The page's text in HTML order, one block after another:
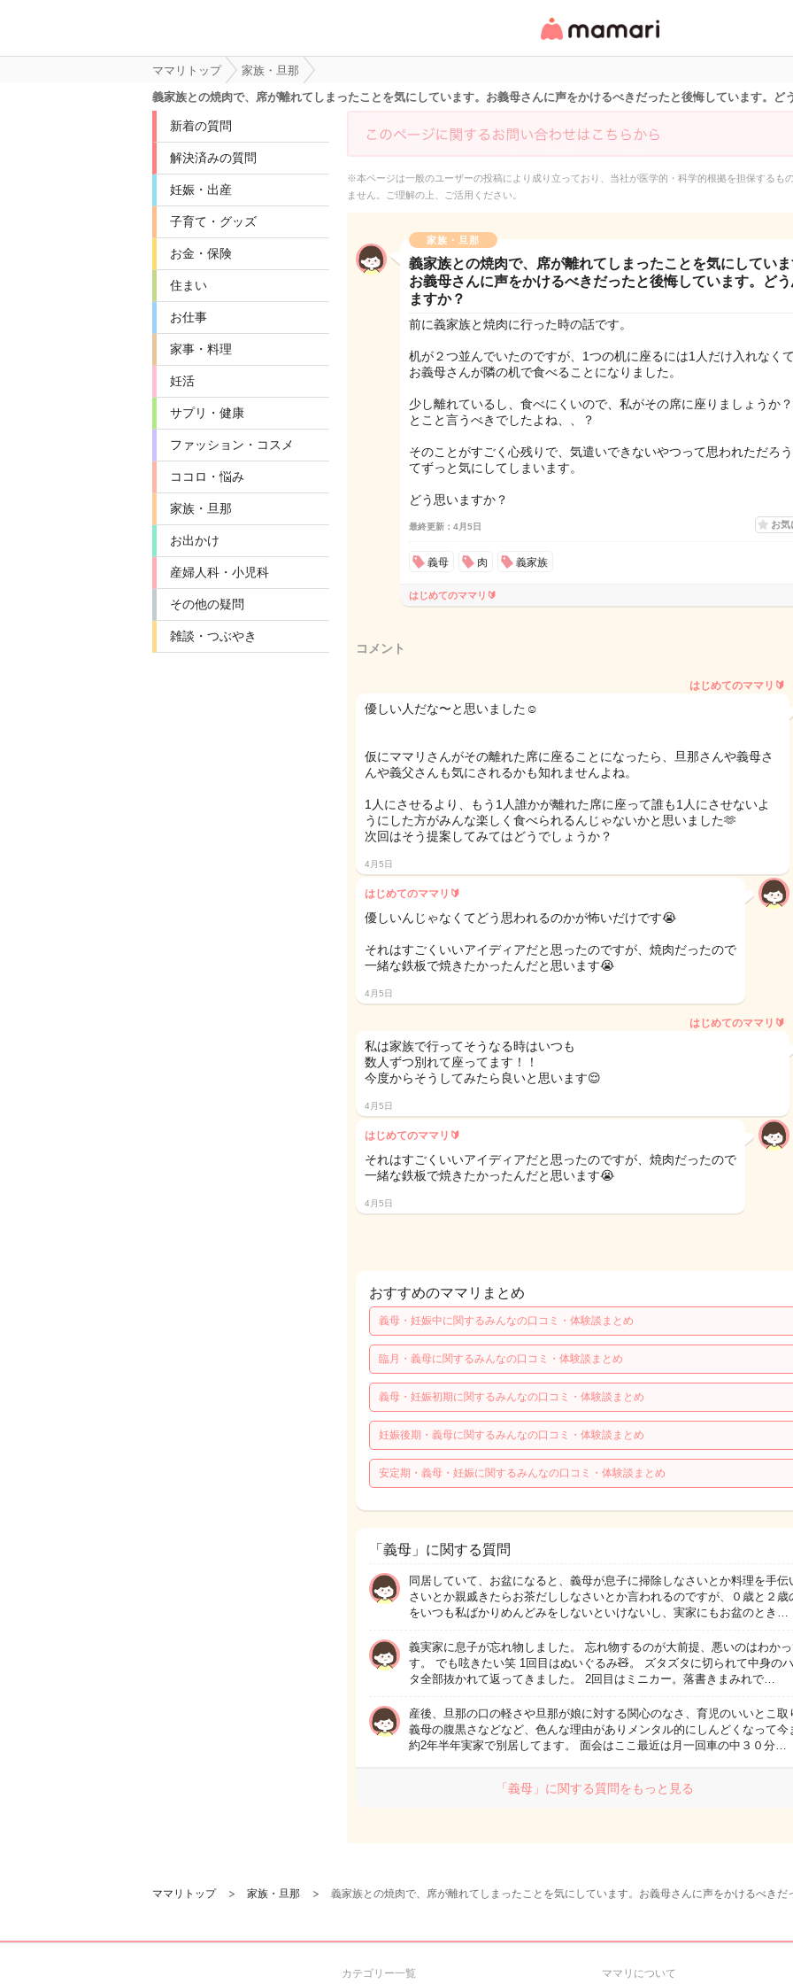
リ・情報サイト
ママリトップ
家族・旦那
義家族との焼肉で、席が離れてしまったことを気にしています。お義母さんに声をかけるべきだったと後悔しています。ど
新着の質問
解決済みの質問
妊娠・出産
子育て・グッズ
お金・保険
住まい
お仕事
家事・料理
妊活
サプリ・健康
ファッション・コスメ
ココロ・悩み
家族・旦那
お出かけ
産婦人科・小児科
その他の疑問
雑談・つぶやき
※本ページは一般のユーザーの投稿により成り立っており、当社が医学的・科学的根拠を担保するも
ません。ご理解の上、ご活用ください。
家族・旦那
義家族との焼肉で、席が離れてしまったことを気にしてい
お義母さんに声をかけるべきだったと後悔しています。ど
ますか？
前に義家族と焼肉に行った時の話です。
机が２つ並んでいたのですが、1つの机に座るには1人だけ入れなく
お義母さんが隣の机で食べることになりました。
少し離れているし、食べにくいので、私がその席に座りましょうか
とこと言うべきでしたよね、、？
そのことがすごく心残りで、気遣いできないやつって思われただろ
てずっと気にしてしまいます。
どう思いますか？
最終更新：4月5日 お気
義母 肉 義家族
はじめてのママリ🔰
コメント
はじめてのママリ🔰
優しい人だな〜と思いました☺️
仮にママリさんがその離れた席に座ることになったら、旦那さんや義母さ
んや義父さんも気にされるかも知れませんよね。
1人にさせるより、もう1人誰かが離れた席に座って誰も1人にさせないよ
うにした方がみんな楽しく食べられるんじゃないかと思いました🫶
次回はそう提案してみてはどうでしょうか？
4月5日
はじめてのママリ🔰
優しいんじゃなくてどう思われるのかが怖いだけです😭
それはすごくいいアイディアだと思ったのですが、焼肉だったので
一緒な鉄板で焼きたかったんだと思います😭
4月5日
はじめてのママリ🔰
私は家族で行ってそうなる時はいつも
数人ずつ別れて座ってます！！
今度からそうしてみたら良いと思います😌
4月5日
はじめてのママリ🔰
それはすごくいいアイディアだと思ったのですが、焼肉だったので
一緒な鉄板で焼きたかったんだと思います😭
4月5日
おすすめのママリまとめ
義母・妊娠中に関するみんなの口コミ・体験談まとめ
臨月・義母に関するみんなの口コミ・体験談まとめ
義母・妊娠初期に関するみんなの口コミ・体験談まとめ
妊娠後期・義母に関するみんなの口コミ・体験談まとめ
安定期・義母・妊娠に関するみんなの口コミ・体験談まとめ
「義母」に関する質問
同居していて、お盆になると、義母が息子に掃除しなさいとか料理を手伝
さいとか親戚きたらお茶だししなさいとか言われるのですが、０歳と２歳
をいつも私ばかりめんどみをしないといけないし、実家にもお盆のとき…
義実家に息子が忘れ物しました。 忘れ物するのが大前提、悪いのはわか
す。 でも呟きたい笑 1回目はぬいぐるみ🧸。 ズタズタに切られて中身の
タ全部抜かれて返ってきました。 2回目はミニカー。落書きまみれで…
産後、旦那の口の軽さや旦那が娘に対する関心のなさ、育児のいいとこ取
義母の腹黒さなどなど、色んな理由がありメンタル的にしんどくなって今
約2年半年実家で別居してます。 面会はここ最近は月一回車の中３０分…
「義母」に関する質問をもっと見る
ママリトップ 家族・旦那 義家族との焼肉で、席が離れてしまったことを気にしています。お義母さんに声をかけるべき
カテゴリー一覧 ママリについて